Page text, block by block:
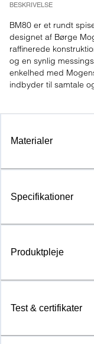
BESKRIVELSE
BM80 er et rundt
designet af Børge
raffinerede
og en synlig
enkelhed med
indbyder til samtale
Materialer
Specifikationer
Produktpleje
Test & certifikater